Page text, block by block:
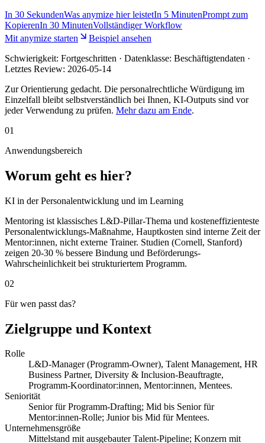
In 30 SekundenWas anymize hier leistetIn 5 MinutenPrompt zum
KopierenIn 30 MinutenVollständiger Workflow
Mit anymize starten
Beispiel ansehen
Schwierigkeit: Fortgeschritten · Datenklasse: Beschäftigtendaten ·
Letztes Review: 2026-05-14
Zur Orientierung gedacht. Die personalrechtliche Würdigung im
Einzelfall bleibt selbstverständlich bei Ihnen, KI-Outputs sind vor
jeder Verwendung zu prüfen. Mehr dazu am Ende.
01
Anwendungsbereich
Worum geht es hier?
KI in der Personalentwicklung und im Learning
Mentoring ist klassisches L&D-Pillar-Thema und kosteneffizienteste
Personalentwicklungs-Maßnahme, Hauptkosten sind interne Zeit der
Mentor:innen, nicht externe Trainer. Studien (Cornell, Stanford)
zeigen 20-30 % bessere Bindung und Beförderungs-
Wahrscheinlichkeit bei strukturiertem Programm.
02
Für wen passt das?
Zielgruppe und Kontext
Rolle
L&D-Manager (Programm-Owner), Talent Management, HR
Business Partner, Diversity & Inclusion-Beauftragte,
Programm-Koordinator:innen, Mentor:innen, Mentees.
Seniorität
Senior für Programm-Drafting; Mid bis Senior für
Mentor:innen-Rolle; Junior bis Mid für Mentees.
Unternehmensgröße
Mittelstand mit ausgebauter Talent-Pipeline; Konzern mit